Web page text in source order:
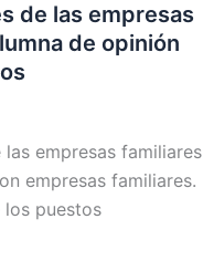
de las empresas
de opinión
empresas familiares
empresas familiares.
los puestos